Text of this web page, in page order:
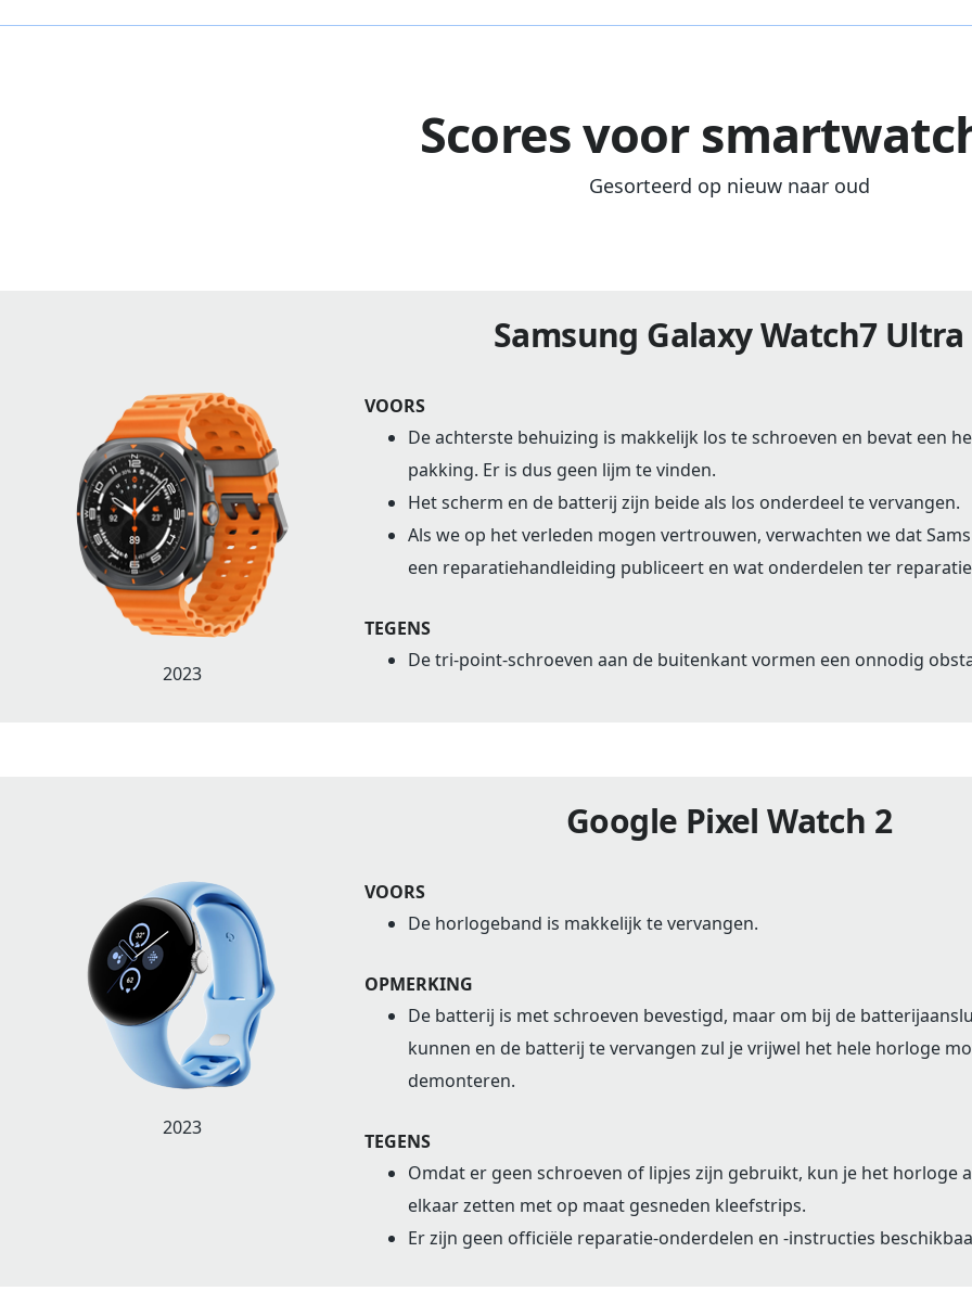
Scores voor
Gesorteerd op nieuw naar oud
Samsung Galaxy Watch7 Ultra
2023
VOORS
De achterste behuizing is makkelijk los te schroeven en bevat een
pakking. Er is dus geen lijm te vinden.
Het scherm en de batterij zijn beide als los onderdeel te vervangen.
Als we op het verleden mogen vertrouwen, verwachten we dat
een reparatiehandleiding publiceert en wat onderdelen ter
TEGENS
De tri-point-schroeven aan de buitenkant vormen een onnodig
Google Pixel Watch 2
2023
VOORS
De horlogeband is makkelijk te vervangen.
OPMERKING
De batterij is met schroeven bevestigd, maar om bij de
kunnen en de batterij te vervangen zul je vrijwel het hele horloge
demonteren.
TEGENS
Omdat er geen schroeven of lipjes zijn gebruikt, kun je het horloge
elkaar zetten met op maat gesneden kleefstrips.
Er zijn geen officiële reparatie-onderdelen en -instructies